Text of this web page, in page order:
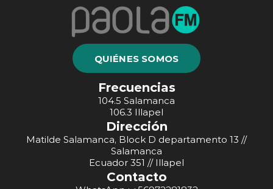
QUIÉNES SOMOS
Frecuencias
104.5 Salamanca
106.3 Illapel
Dirección
Matilde Salamanca, Block D departamento 13 //
Salamanca
Ecuador 351 // Illapel
Contacto